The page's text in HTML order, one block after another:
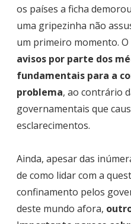
os países a ficha
uma gripezinha não
um primeiro momento. O
avisos por parte dos
fundamentais para a
problema, ao contrário
governamentais que
esclarecimentos.
Ainda, apesar das
de como lidar com a
confinamento pelos
deste mundo afora,